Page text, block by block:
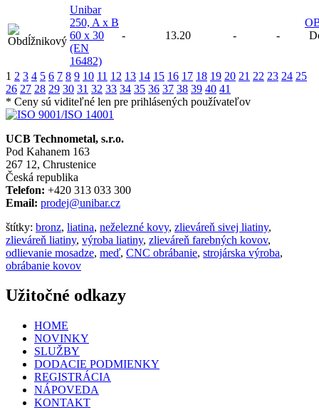
Unibar
250, A x B
60 x 30
(EN
16482)
- 13.20 - -
1 2 3 4 5 6 7 8 9 10 11 12 13 14 15 16 17 18 19 20 21 22 23 24 25
26 27 28 29 30 31 32 33 34 35 36 37 38 39 40 41
* Ceny sú viditeľné len pre prihlásených používateľov
UCB Technometal, s.r.o.
Pod Kahanem 163
267 12, Chrustenice
Česká republika
Telefon: +420 313 033 300
Email: prodej@unibar.cz
štítky: bronz, liatina, neželezné kovy, zlieváreň sivej liatiny,
zlieváreň liatiny, výroba liatiny, zlieváreň farebných kovov,
odlievanie mosadze, meď, CNC obrábanie, strojárska výroba,
obrábanie kovov
Užitočné odkazy
HOME
NOVINKY
SLUŽBY
DODACIE PODMIENKY
REGISTRÁCIA
NÁPOVEDA
KONTAKT